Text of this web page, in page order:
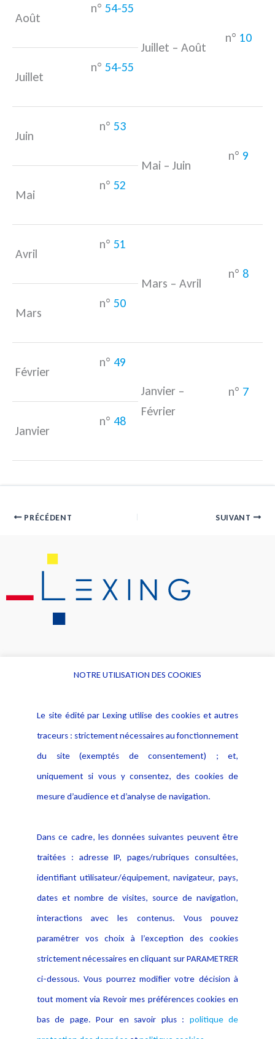
Août
n° 54-55
Juillet – Août
n° 10
Juillet
n° 54-55
Juin
n° 53
Mai – Juin
n° 9
Mai
n° 52
Avril
n° 51
Mars – Avril
n° 8
Mars
n° 50
Février
n° 49
Janvier –
Février
n° 7
Janvier
n° 48
PRÉCÉDENT SUIVANT
Alerte professionnelle
Déclaration d'accessibilité
Notice Légale
Politique de protection des
données
Publications
NOTRE UTILISATION DES COOKIES
Le site édité par Lexing utilise des cookies et autres
traceurs : strictement nécessaires au fonctionnement
du site (exemptés de consentement) ; et,
uniquement si vous y consentez, des cookies de
mesure d’audience et d’analyse de navigation.
Dans ce cadre, les données suivantes peuvent être
traitées : adresse IP, pages/rubriques consultées,
identifiant utilisateur/équipement, navigateur, pays,
dates et nombre de visites, source de navigation,
interactions avec les contenus. Vous pouvez
paramétrer vos choix à l’exception des cookies
strictement nécessaires en cliquant sur PARAMETRER
ci-dessous. Vous pourrez modifier votre décision à
tout moment via Revoir mes préférences cookies en
bas de page. Pour en savoir plus : politique de